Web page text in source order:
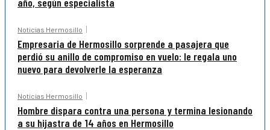
Noticias Hermosillo
Empresaria de Hermosillo sorprende a pasajera que
perdió su anillo de compromiso en vuelo: le regala uno
nuevo para devolverle la esperanza
Noticias Hermosillo
Hombre dispara contra una persona y termina lesionando
a su hijastra de 14 años en Hermosillo